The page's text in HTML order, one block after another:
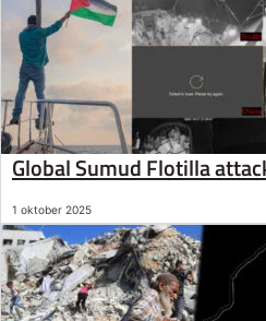
Global Sumud Flotilla
1 oktober 2025